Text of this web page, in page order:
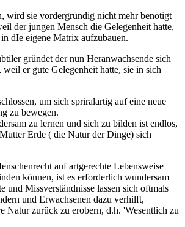
wird sie vordergründig nicht mehr benötigt
der jungen Mensch die Gelegenheit hatte,
dIe eigene Matrix aufzubauen.
gründet der nun Heranwachsende sich
er gute Gelegenheit hatte, sie in sich
um sich spriralartig auf eine neue
zu bewegen.
zu lernen und sich zu bilden ist endlos,
Erde ( die Natur der Dinge) sich
auf artgerechte Lebensweise
können, ist es erforderlich wundersam
und Missverständnisse lassen sich oftmals
und Erwachsenen dazu verhilft,
Natur zurück zu erobern, d.h. 'Wesentlich zu